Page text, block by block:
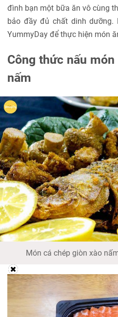
đình bạn một bữa ăn vô cùng
bảo đầy đủ chất dinh dưỡng.
YummyDay để thực hiện món
Công thức nấu
nấm
Món cá chép giòn xào